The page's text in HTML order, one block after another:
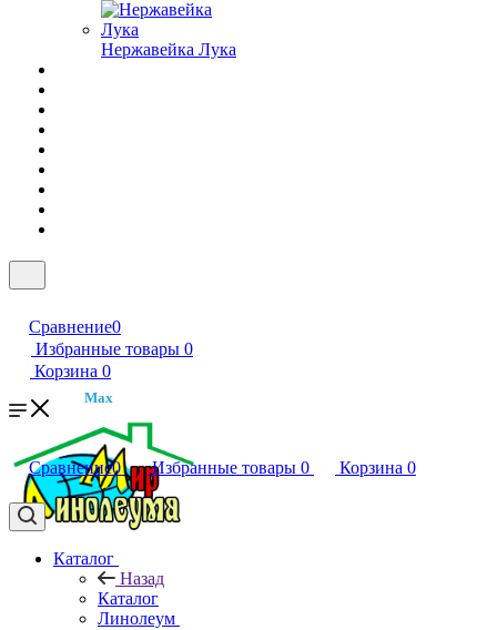
Нержавейка Лука
Сравнение0
Избранные товары 0
Корзина 0
Max
Сравнение0 Избранные товары 0 Корзина 0
Каталог
Назад
Каталог
Линолеум